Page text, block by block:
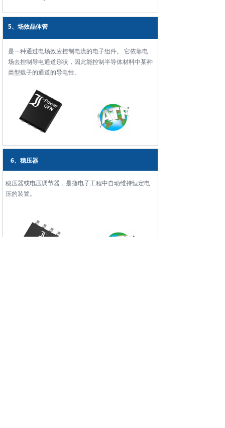
5、场效晶体管
是一种通过电场效应控制电流的电子组件。 它依靠电
场去控制导电通道形状，因此能控制半导体材料中某种
类型载子的通道的导电性。
6、稳压器
稳压器或电压调节器，是指电子工程中自动维持恒定电
压的装置。